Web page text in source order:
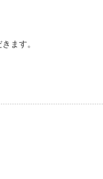
ます。